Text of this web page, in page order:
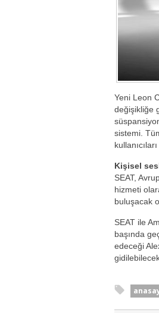
Yeni Leon
değişikliğe
sistemi.
Kişisel
SEAT,
hizmeti
buluşacak
SEAT ile
başında
edeceği